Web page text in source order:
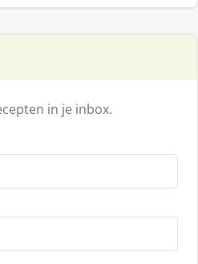
in je inbox.